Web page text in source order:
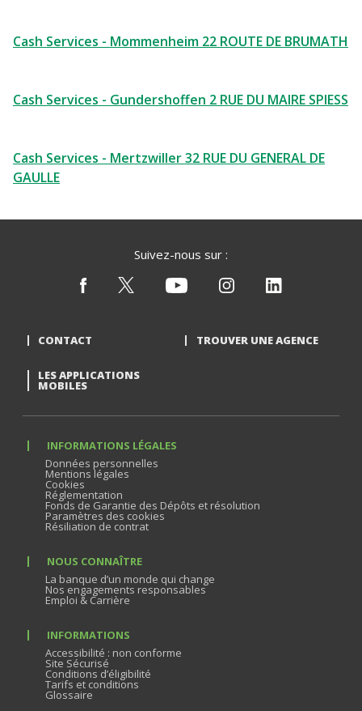
Cash Services - Mommenheim 22 ROUTE DE BRUMATH
Cash Services - Gundershoffen 2 RUE DU MAIRE SPIESS
Cash Services - Mertzwiller 32 RUE DU GENERAL DE
GAULLE
Suivez-nous sur :
CONTACT TROUVER UNE AGENCE
LES APPLICATIONS
MOBILES
INFORMATIONS LÉGALES
Données personnelles
Mentions légales
Cookies
Réglementation
Fonds de Garantie des Dépôts et résolution
Paramètres des cookies
Résiliation de contrat
NOUS CONNAÎTRE
La banque d’un monde qui change
Nos engagements responsables
Emploi & Carrière
INFORMATIONS
Accessibilité : non conforme
Site Sécurisé
Conditions d’éligibilité
Tarifs et conditions
Glossaire